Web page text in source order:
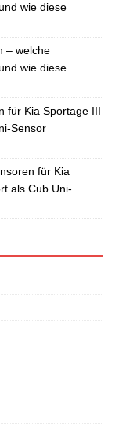
wie diese
– welche
wie diese
für Kia Sportage III
Sensor
für Kia
als Cub Uni-